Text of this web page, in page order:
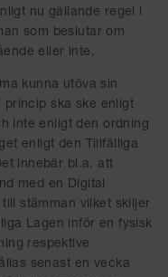
nu gällande regel i
som beslutar om
eller inte.
kunna utöva sin
princip ska ske enligt
inte enligt den ordning
enligt den Tillfälliga
innebär bl.a. att
med en Digital
stämman vilket skiljer
Lagen inför en fysisk
respektive
senast en vecka